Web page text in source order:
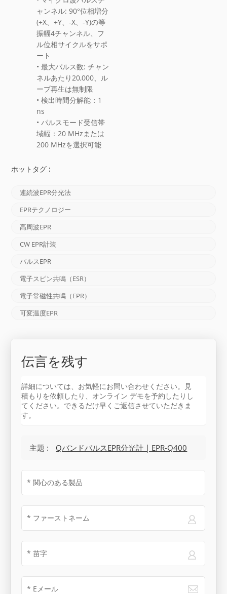
ャンネル: 90°位相増分
(+X、+Y、-X、-Y)の等
振幅4チャンネル、フ
ル位相サイクルをサポ
ート
• 最大パルス数: チャン
ネルあたり20,000、ル
ープ再生は無制限
• 検出時間分解能：1
ns
• パルスモード受信帯
域幅：20 MHzまたは
200 MHzを選択可能
ホットタグ :
連続波EPR分光法
EPRテクノロジー
高周波EPR
CW EPR計装
パルスEPR
電子スピン共鳴（ESR）
電子常磁性共鳴（EPR）
可変温度EPR
伝言を残す
詳細については、お気軽にお問い合わせください。見
積もりを依頼したり、オンライン デモを予約したりし
てください。できるだけ早くご返信させていただきま
す。
主題 : QバンドパルスEPR分光計 | EPR-Q400